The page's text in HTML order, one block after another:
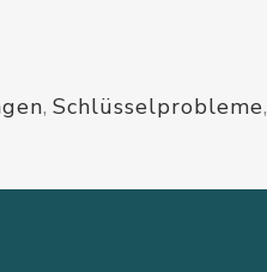
, Schlüsselprobleme,